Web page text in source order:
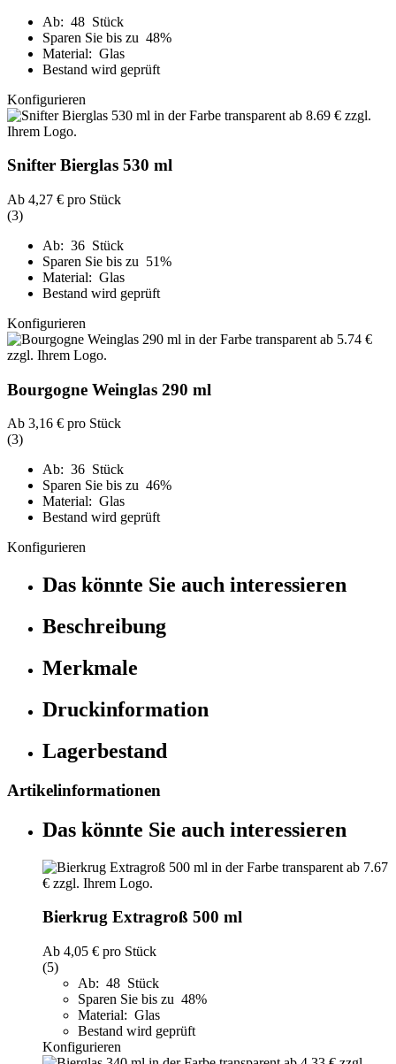
Ab: 48 Stück
Sparen Sie bis zu 48%
Material: Glas
Bestand wird geprüft
Konfigurieren
Snifter Bierglas 530 ml
Ab 4,27 € pro Stück
(3)
Ab: 36 Stück
Sparen Sie bis zu 51%
Material: Glas
Bestand wird geprüft
Konfigurieren
Bourgogne Weinglas 290 ml
Ab 3,16 € pro Stück
(3)
Ab: 36 Stück
Sparen Sie bis zu 46%
Material: Glas
Bestand wird geprüft
Konfigurieren
Das könnte Sie auch interessieren
Beschreibung
Merkmale
Druckinformation
Lagerbestand
Artikelinformationen
Das könnte Sie auch interessieren
Bierkrug Extragroß 500 ml
Ab 4,05 € pro Stück
(5)
Ab: 48 Stück
Sparen Sie bis zu 48%
Material: Glas
Bestand wird geprüft
Konfigurieren